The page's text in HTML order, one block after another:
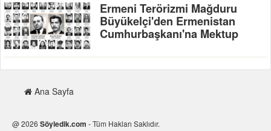
Ermeni Terörizmi Mağduru
Büyükelçi'den Ermenistan
Cumhurbaşkanı'na Mektup
Türkiye’de Yaşayan
Ana Sayfa
@ 2026 Söyledik.com - Tüm Hakları Saklıdır.